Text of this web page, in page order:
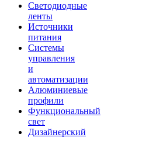
Светодиодные
ленты
Источники
питания
Системы
управления
и
автоматизации
Алюминиевые
профили
Функциональный
свет
Дизайнерский